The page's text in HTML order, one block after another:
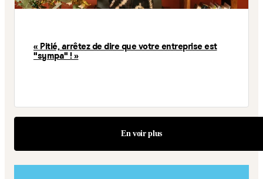
« Pitié, arrêtez de dire que votre entreprise est
"sympa" ! »
En voir plus